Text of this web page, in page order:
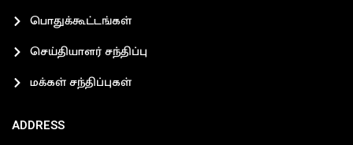
பொதுக்கூட்டங்கள்
செய்தியாளர் சந்திப்பு
மக்கள் சந்திப்புகள்
ADDRESS